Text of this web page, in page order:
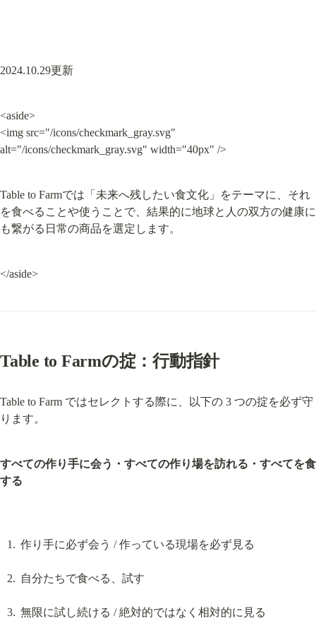
2024.10.29更新
<aside>
<img src="/icons/checkmark_gray.svg"
alt="/icons/checkmark_gray.svg" width="40px" />
Table to Farmでは「未来へ残したい食文化」をテーマに、それ
を食べることや使うことで、結果的に地球と人の双方の健康に
も繋がる日常の商品を選定します。
</aside>
Table to Farmの掟：行動指針
Table to Farm ではセレクトする際に、以下の 3 つの掟を必ず守
ります。
すべての作り手に会う・すべての作り場を訪れる・すべてを食
する
作り手に必ず会う / 作っている現場を必ず見る
自分たちで食べる、試す
無限に試し続ける / 絶対的ではなく相対的に見る